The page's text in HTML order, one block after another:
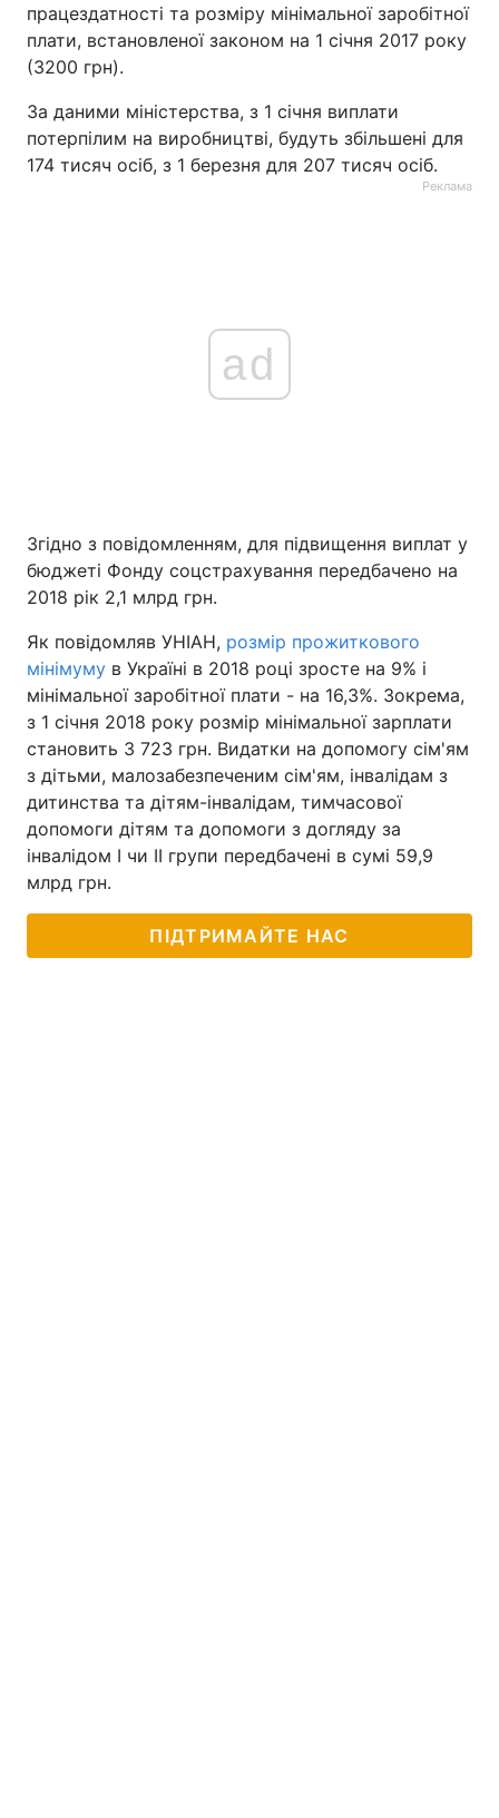
працездатності та розміру мінімальної заробітної
плати, встановленої законом на 1 січня 2017 року
(3200 грн).
За даними міністерства, з 1 січня виплати
потерпілим на виробництві, будуть збільшені для
174 тисяч осіб, з 1 березня для 207 тисяч осіб.
Реклама
ad
Згідно з повідомленням, для підвищення виплат у
бюджеті Фонду соцстрахування передбачено на
2018 рік 2,1 млрд грн.
Як повідомляв УНІАН, розмір прожиткового
мінімуму в Україні в 2018 році зросте на 9% і
мінімальної заробітної плати - на 16,3%. Зокрема,
з 1 січня 2018 року розмір мінімальної зарплати
становить 3 723 грн. Видатки на допомогу сім'ям
з дітьми, малозабезпеченим сім'ям, інвалідам з
дитинства та дітям-інвалідам, тимчасової
допомоги дітям та допомоги з догляду за
інвалідом I чи II групи передбачені в сумі 59,9
млрд грн.
ПІДТРИМАЙТЕ НАС